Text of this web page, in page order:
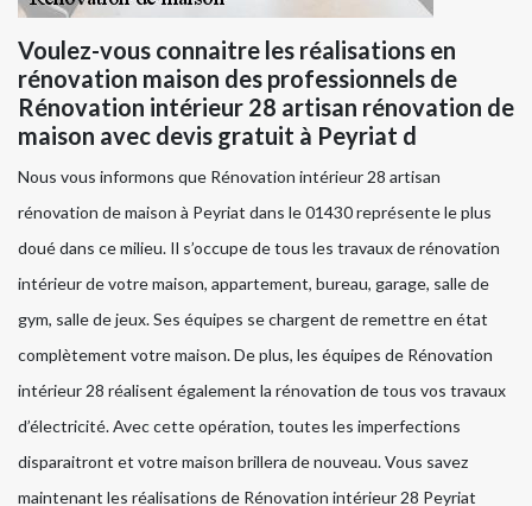
Voulez-vous connaitre les réalisations en
rénovation maison des professionnels de
Rénovation intérieur 28 artisan rénovation de
maison avec devis gratuit à Peyriat d
Nous vous informons que Rénovation intérieur 28 artisan
rénovation de maison à Peyriat dans le 01430 représente le plus
doué dans ce milieu. Il s’occupe de tous les travaux de rénovation
intérieur de votre maison, appartement, bureau, garage, salle de
gym, salle de jeux. Ses équipes se chargent de remettre en état
complètement votre maison. De plus, les équipes de Rénovation
intérieur 28 réalisent également la rénovation de tous vos travaux
d’électricité. Avec cette opération, toutes les imperfections
disparaitront et votre maison brillera de nouveau. Vous savez
maintenant les réalisations de Rénovation intérieur 28 Peyriat